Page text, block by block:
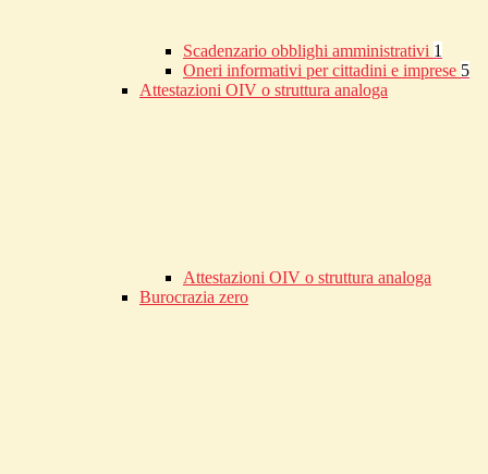
Scadenzario obblighi amministrativi 1
Oneri informativi per cittadini e imprese 5
Attestazioni OIV o struttura analoga
Attestazioni OIV o struttura analoga
Burocrazia zero